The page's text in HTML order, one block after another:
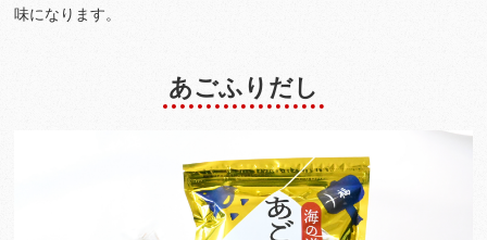
味になります。
あごふりだし